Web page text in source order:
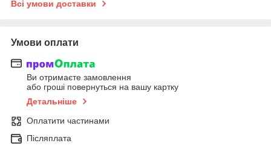
Всі умови доставки
Умови оплати
Ви отримаєте замовлення
або гроші повернуться на вашу картку
Детальніше
Оплатити частинами
Післяплата